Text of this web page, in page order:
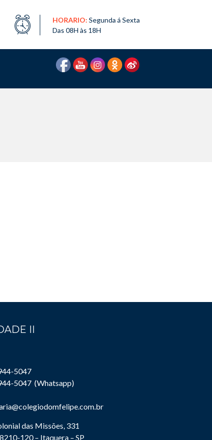
HORARIO: Segunda á Sexta
Das 08H às 18H
II
5047
5047 (Whatsapp)
das Missões, 331
120 – Itaquera – SP